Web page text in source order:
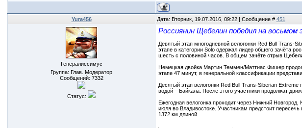
Yura456 Дата: Вторник, 19.07.2016, 09:22 | Сообщение # 451
Генералиссимус
Группа: Глав. Модератор
Сообщений: 7332
Статус:
Россиянин Щебелин победил на восьмом
Девятый этап многодневной велогонки Red Bull Trans-
этапе в категории Solo одержал лидер общего зачёта
шесть с половиной часов. В общем зачёте отрыв
Немецкая двойка Мартин Теммен/Маттиас Фишер
этапе 47 минут, в генеральной классификации
Десятый этап велогонки Red Bull Trans-Siberian
водой – Байкала. После этого участники продолжат
Ежегодная велогонка проходит через Нижний
июля во Владивостоке. Участникам предстоит
1372 км длиной.